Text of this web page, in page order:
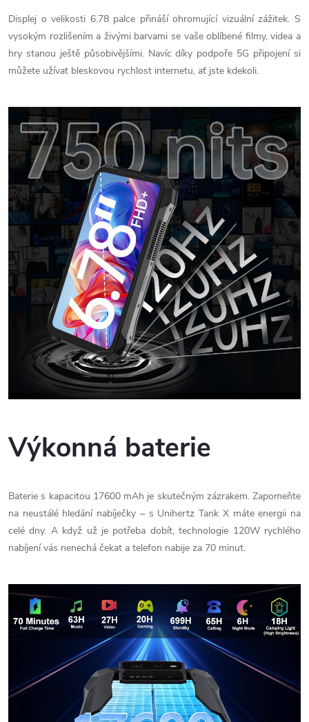
Displej o velikosti 6.78 palce přináší ohromující vizuální zážitek. S
vysokým rozlišením a živými barvami se vaše oblíbené filmy, videa a
hry stanou ještě působivějšími. Navíc díky podpoře 5G připojení si
můžete užívat bleskovou rychlost internetu, ať jste kdekoli.
Výkonná baterie
Baterie s kapacitou 17600 mAh je skutečným zázrakem. Zapomeňte
na neustálé hledání nabíječky – s Unihertz Tank X máte energii na
celé dny. A když už je potřeba dobít, technologie 120W rychlého
nabíjení vás nenechá čekat a telefon nabije za 70 minut.